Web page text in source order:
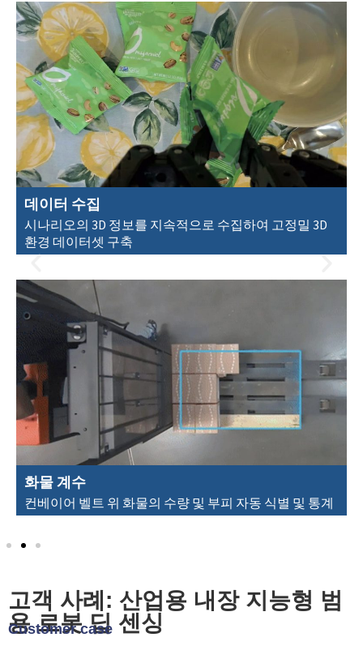
데이터 수집
시나리오의 3D 정보를 지속적으로 수집하여 고정밀 3D
환경 데이터셋 구축
화물 계수
컨베이어 벨트 위 화물의 수량 및 부피 자동 식별 및 통계
고객 사례: 산업용 내장 지능형 범
용 로봇 딥 센싱
Customer case